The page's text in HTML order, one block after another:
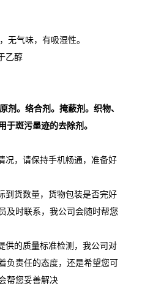
无气味，有吸湿性。
乙醇
剂。络合剂。掩蔽剂。织物、
于斑污墨迹的去除剂。
，请保持手机畅通，准备好
货数量，货物包装是否完好
及时联系，我公司会随时帮您
的质量标准检测，我公司对
负责任的态度，还是希望您可
帮您妥善解决